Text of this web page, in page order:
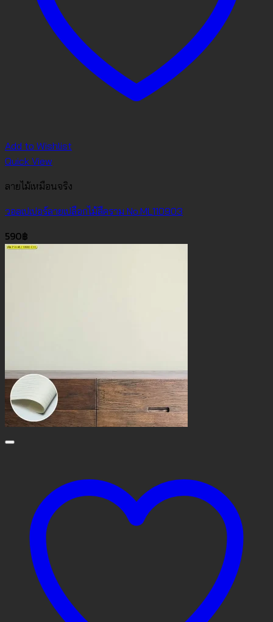
Add to Wishlist
Quick View
ลายไม้เหมือนจริง
วอลเปเปอร์ลายเปลือกไม้สีคราม No.ML110903
590฿